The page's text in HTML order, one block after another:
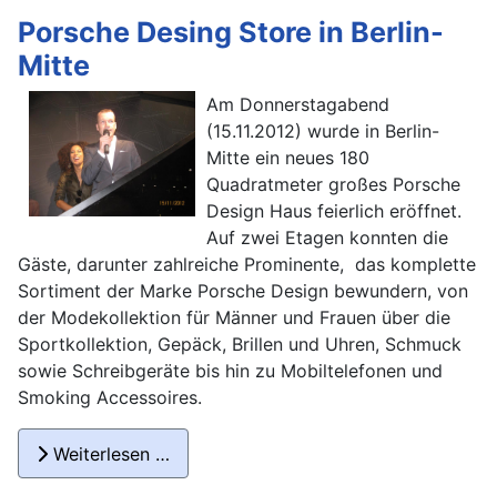
Porsche Desing Store in Berlin-
Mitte
Am Donnerstagabend
(15.11.2012) wurde in Berlin-
Mitte ein neues 180
Quadratmeter großes Porsche
Design Haus feierlich eröffnet.
Auf zwei Etagen konnten die
Gäste, darunter zahlreiche Prominente, das komplette
Sortiment der Marke Porsche Design bewundern, von
der Modekollektion für Männer und Frauen über die
Sportkollektion, Gepäck, Brillen und Uhren, Schmuck
sowie Schreibgeräte bis hin zu Mobiltelefonen und
Smoking Accessoires.
Weiterlesen …